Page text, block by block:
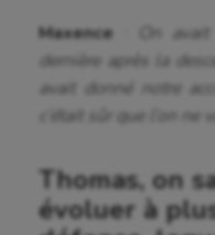
Maxence
On
dernière après la
avait donné notre
c’était sûr que l’on ne
Thomas, on
évoluer à